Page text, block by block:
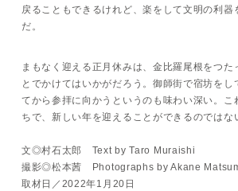
戻ることもできるけれど、楽をして文明の利器
だ。
まもなく迎える正月休みは、金比羅尾根をつた
とでかけてはいかがだろう。御師街で宿坊をし
てから参拝に向かうというのも味わい深い。こ
ちで、新しい年を迎えることができるのではな
文◎村石太郎 Text by Taro Muraishi
撮影◎松本茜 Photographs by Akane
取材日／2022年1月20日